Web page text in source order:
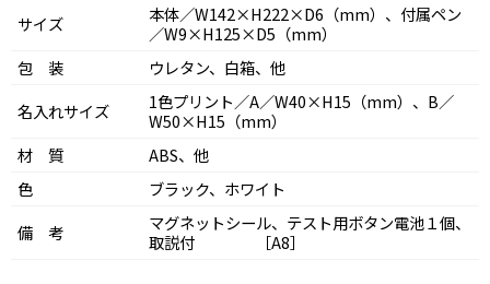
サイズ
本体／W142×H222×D6（mm）、付属ペン
／W9×H125×D5（mm）
包 装
ウレタン、白箱、他
名入れサイズ
1色プリント／A／W40×H15（mm）、B／
W50×H15（mm）
材 質
ABS、他
色
ブラック、ホワイト
備 考
マグネットシール、テスト用ボタン電池１個、
取説付 ［A8］